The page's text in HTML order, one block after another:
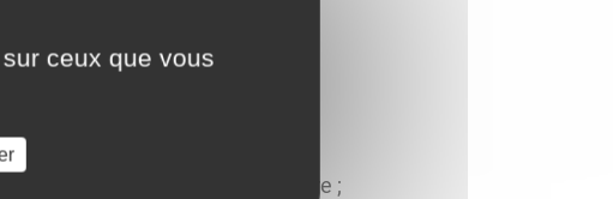
et les traitements mis en œuvre ;
ceux que vous